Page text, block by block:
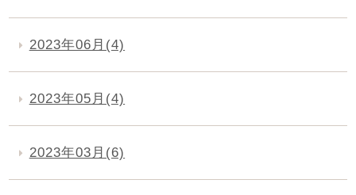
2023年06月(4)
2023年05月(4)
2023年03月(6)